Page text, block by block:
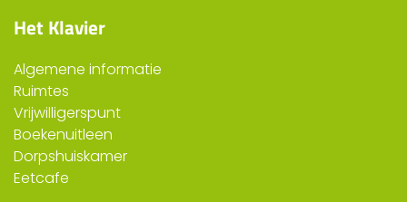
Het Klavier
Algemene informatie
Ruimtes
Vrijwilligerspunt
Boekenuitleen
Dorpshuiskamer
Eetcafe